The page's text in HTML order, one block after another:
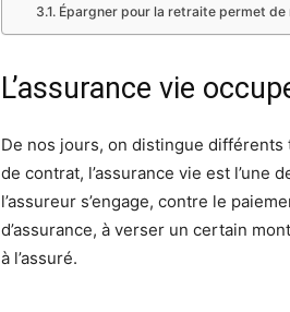
Épargner pour la retraite permet
L’assurance vie
De nos jours, on distingue différents
de contrat, l’assurance vie est
l’assureur s’engage, contre le
d’assurance, à verser un certain
à l’assuré.